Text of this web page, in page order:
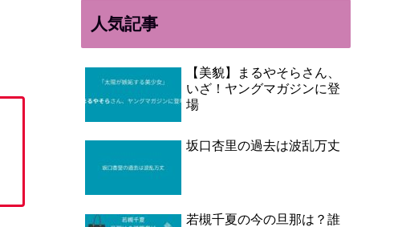
人気記事
【美貌】まるやそらさん、
いざ！ヤングマガジンに登
場
坂口杏里の過去は波乱万丈
若槻千夏の今の旦那は？誰